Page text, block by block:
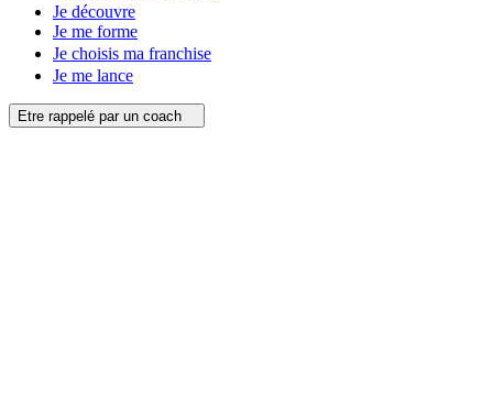
Je découvre
Je me forme
Je choisis ma franchise
Je me lance
Etre rappelé par un coach